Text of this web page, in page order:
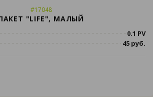
#17048
"LIFE", МАЛЫЙ
0.1 PV
45 руб.